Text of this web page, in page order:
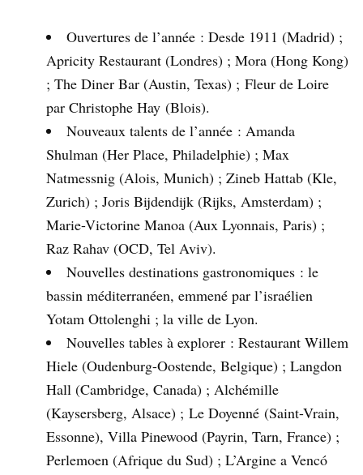
Ouvertures de l’année : Desde 1911 (Madrid) ;
Apricity Restaurant (Londres) ; Mora (Hong Kong)
; The Diner Bar (Austin, Texas) ; Fleur de Loire
par Christophe Hay (Blois).
Nouveaux talents de l’année : Amanda
Shulman (Her Place, Philadelphie) ; Max
Natmessnig (Alois, Munich) ; Zineb Hattab (Kle,
Zurich) ; Joris Bijdendijk (Rijks, Amsterdam) ;
Marie-Victorine Manoa (Aux Lyonnais, Paris) ;
Raz Rahav (OCD, Tel Aviv).
Nouvelles destinations gastronomiques : le
bassin méditerranéen, emmené par l’israélien
Yotam Ottolenghi ; la ville de Lyon.
Nouvelles tables à explorer : Restaurant Willem
Hiele (Oudenburg-Oostende, Belgique) ; Langdon
Hall (Cambridge, Canada) ; Alchémille
(Kaysersberg, Alsace) ; Le Doyenné (Saint-Vrain,
Essonne), Villa Pinewood (Payrin, Tarn, France) ;
Perlemoen (Afrique du Sud) ; L’Argine a Vencó